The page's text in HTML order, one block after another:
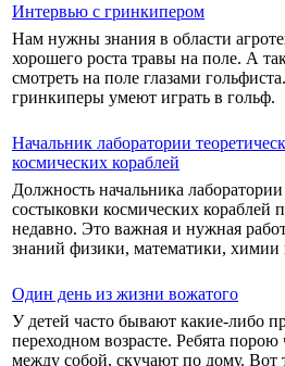
Интервью с гринкипером
Нам нужны знания в области
хорошего роста травы на поле. А
смотреть на поле глазами
гринкиперы умеют играть в гольф.
Начальник лаборатории
космических кораблей
Должность начальника
состыковки космических кораблей
недавно. Это важная и нужная
знаний физики, математики,
Один день из жизни вожатого
У детей часто бывают какие-либо
переходном возрасте. Ребята порою
между собой, скучают по дому.